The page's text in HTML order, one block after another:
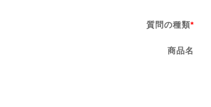
質問の種類*
商品名